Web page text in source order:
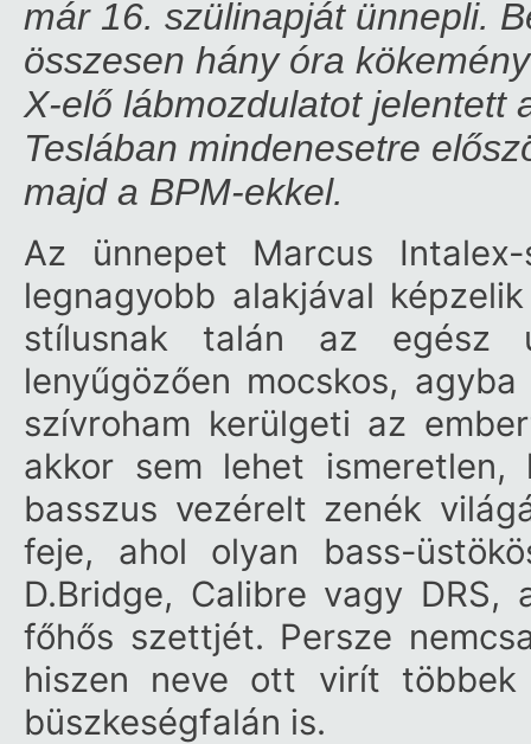
már 16. szülinapját ünnepli.
összesen hány óra
X-elő lábmozdulatot jelentett
Teslában mindenesetre
majd a BPM-ekkel.
Az ünnepet Marcus
legnagyobb alakjával
stílusnak talán az egész
lenyűgözően mocskos,
szívroham kerülgeti az
akkor sem lehet
basszus vezérelt zenék
feje, ahol olyan bass-
D.Bridge, Calibre vagy
főhős szettjét. Persze
hiszen neve ott virít
büszkeségfalán is.